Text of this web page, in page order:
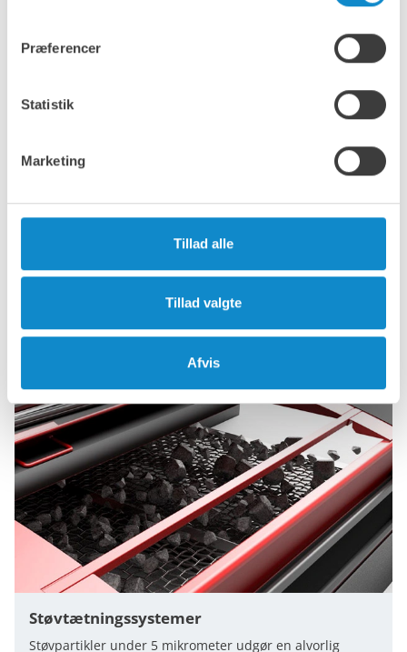
Præferencer
Statistik
Marketing
Tillad alle
Tillad valgte
Afvis
Sammen med alle screeningsmedier tilbyder vi også et
screen, så den passer perfekt til dine specifikke behov.
Støvtætningssystemer
Støvpartikler under 5 mikrometer udgør en alvorlig